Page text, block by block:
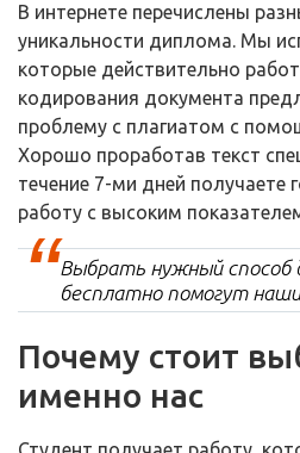
В интернете перечислены
уникальности диплома. Мы
которые действительно
кодирования документа
проблему с плагиатом с
Хорошо проработав текст
течение 7-ми дней
работу с высоким
Выбрать нужный способ
бесплатно помогут
Почему стоит
именно нас